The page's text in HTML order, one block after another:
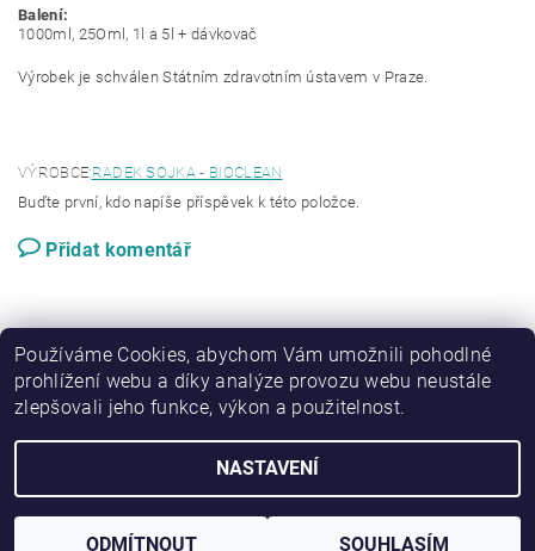
Balení:
1000ml, 25Oml, 1l a 5l + dávkovač
Výrobek je schválen Státním zdravotním ústavem v Praze.
VÝROBCE:RADEK SOJKA - BIOCLEAN
Buďte první, kdo napíše příspěvek k této položce.
Přidat komentář
Zboží.cz Heureka.cz
2026 © bibishop, všechna práva vyhrazena
Používáme Cookies, abychom Vám umožnili pohodlné
prohlížení webu a díky analýze provozu webu neustále
zlepšovali jeho funkce, výkon a použitelnost.
NASTAVENÍ
ODMÍTNOUT SOUHLASÍM